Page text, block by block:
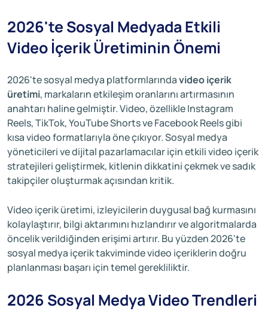
2026'te Sosyal Medyada Etkili
Video İçerik Üretiminin Önemi
2026'te sosyal medya platformlarındavideo içerik
üretimi, markaların etkileşim oranlarını artırmasının
anahtarı haline gelmiştir. Video, özellikle Instagram
Reels, TikTok, YouTube Shorts ve Facebook Reels gibi
kısa video formatlarıyla öne çıkıyor. Sosyal medya
yöneticileri ve dijital pazarlamacılar için etkili video içerik
stratejileri geliştirmek, kitlenin dikkatini çekmek ve sadık
takipçiler oluşturmak açısından kritik.
Video içerik üretimi, izleyicilerin duygusal bağ kurmasını
kolaylaştırır, bilgi aktarımını hızlandırır ve algoritmalarda
öncelik verildiğinden erişimi artırır. Bu yüzden 2026'te
sosyal medya içerik takviminde video içeriklerin doğru
planlanması başarı için temel gerekliliktir.
2026 Sosyal Medya Video Trendleri